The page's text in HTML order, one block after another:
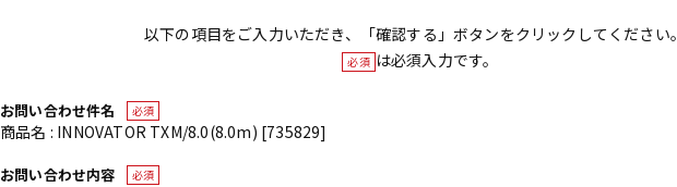
以下の項目をご入力いただき、「確認する」ボタンをクリックしてください。
必須 は必須入力です。
お問い合わせ件名 必須
商品名 : INNOVATOR TXM/8.0(8.0m) [735829]
お問い合わせ内容 必須